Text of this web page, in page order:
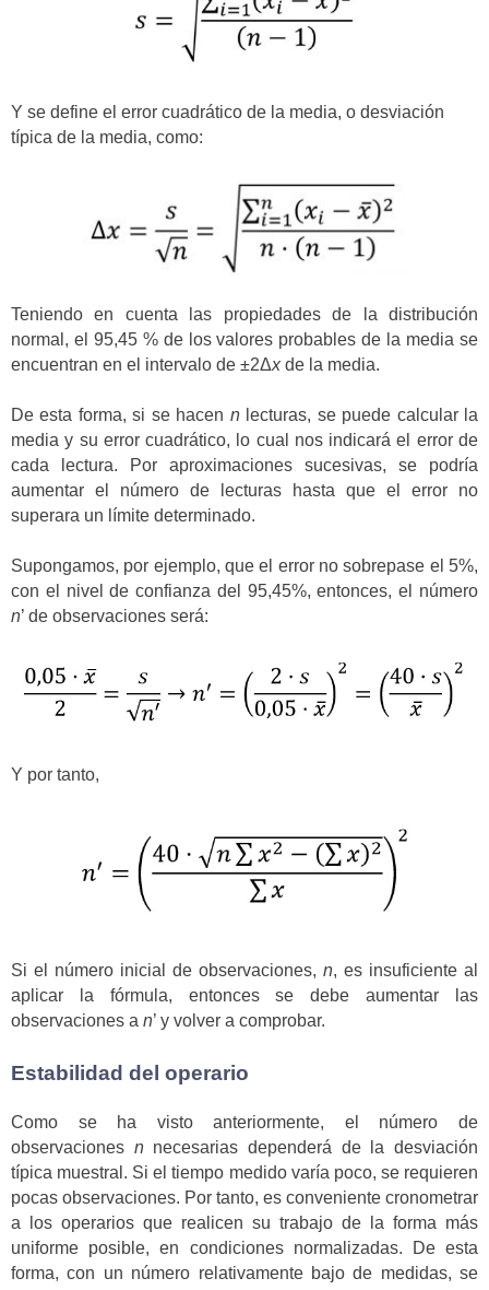
Y se define el error cuadrático de la media, o desviación
típica de la media, como:
Teniendo en cuenta las propiedades de la distribución
normal, el 95,45 % de los valores probables de la media se
encuentran en el intervalo de ±2Δxde la media.
De esta forma, si se hacen nlecturas, se puede calcular la
media y su error cuadrático, lo cual nos indicará el error de
cada lectura. Por aproximaciones sucesivas, se podría
aumentar el número de lecturas hasta que el error no
superara un límite determinado.
Supongamos, por ejemplo, que el error no sobrepase el 5%,
con el nivel de confianza del 95,45%, entonces, el número
n’ de observaciones será:
Y por tanto,
Si el número inicial de observaciones, n, es insuficiente al
aplicar la fórmula, entonces se debe aumentar las
observaciones a n’ y volver a comprobar.
Estabilidad del operario
Como se ha visto anteriormente, el número de
observaciones nnecesarias dependerá de la desviación
típica muestral. Si el tiempo medido varía poco, se requieren
pocas observaciones. Por tanto, es conveniente cronometrar
a los operarios que realicen su trabajo de la forma más
uniforme posible, en condiciones normalizadas. De esta
forma, con un número relativamente bajo de medidas, se